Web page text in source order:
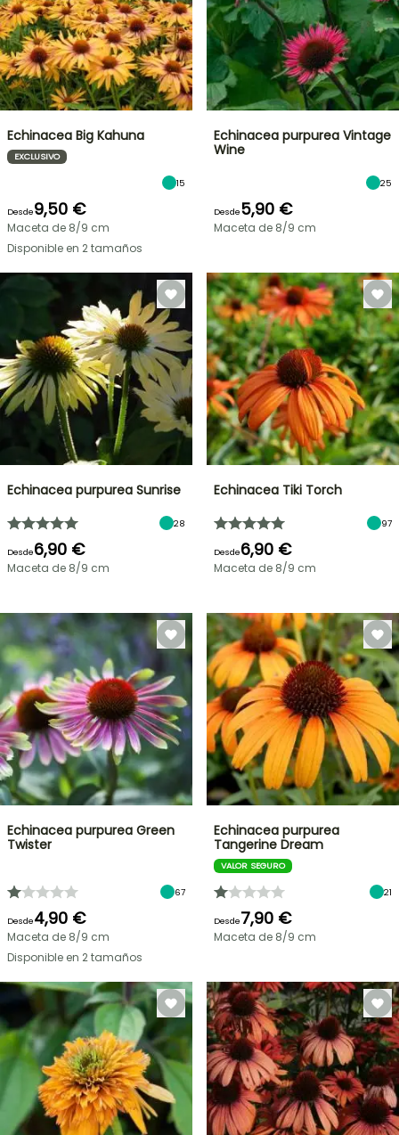
Echinacea Big Kahuna
EXCLUSIVO
15
Desde9,50 €
Maceta de 8/9 cm
Disponible en 2 tamaños
Echinacea purpurea Vintage
Wine
25
Desde5,90 €
Maceta de 8/9 cm
Echinacea purpurea Sunrise
28
Desde6,90 €
Maceta de 8/9 cm
Echinacea Tiki Torch
97
Desde6,90 €
Maceta de 8/9 cm
Echinacea purpurea Green
Twister
67
Desde4,90 €
Maceta de 8/9 cm
Disponible en 2 tamaños
Echinacea purpurea
Tangerine Dream
VALOR SEGURO
21
Desde7,90 €
Maceta de 8/9 cm